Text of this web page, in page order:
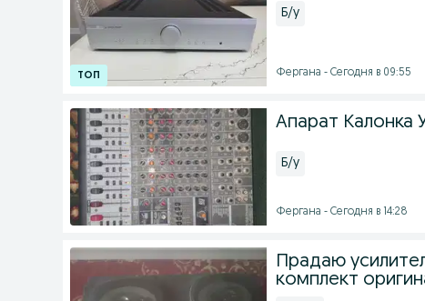
Б/у
Фергана - Сегодня в 09:55
Апарат Калонка
Б/у
Фергана - Сегодня в 14:28
Прадаю
комплект